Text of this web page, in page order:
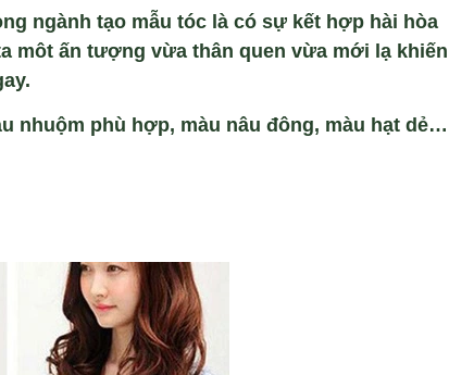
ngành tạo mẫu tóc là có sự kết hợp hài hòa
môt ấn tượng vừa thân quen vừa mới lạ khiến
nhuộm phù hợp, màu nâu đông, màu hạt dẻ…